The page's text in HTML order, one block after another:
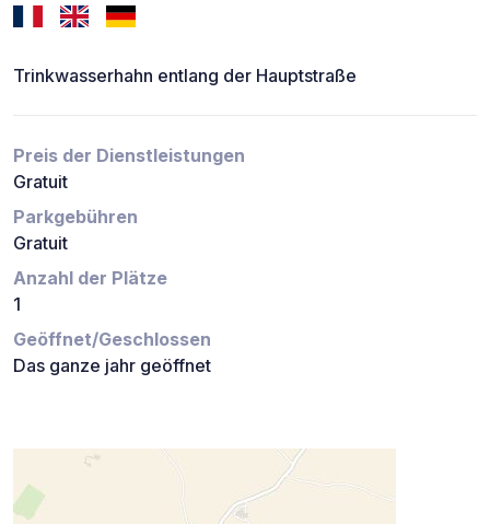
Trinkwasserhahn entlang der Hauptstraße
Preis der Dienstleistungen
Gratuit
Parkgebühren
Gratuit
Anzahl der Plätze
1
Geöffnet/Geschlossen
Das ganze jahr geöffnet